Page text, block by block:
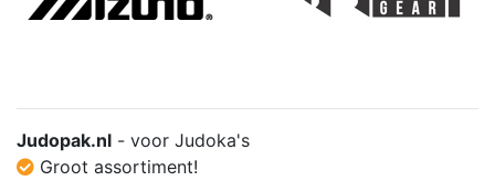
Judopak.nl - voor Judoka's
Groot assortiment!